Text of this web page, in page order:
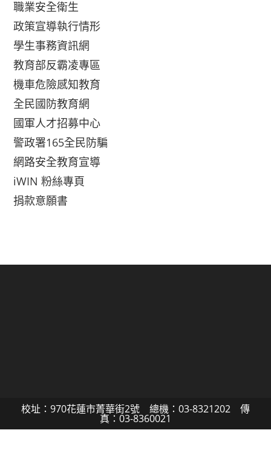
職業安全衛生
政策宣導執行情形
學生事務資訊網
教育部反霸凌專區
機車危險感知教育
全民國防教育網
國軍人才招募中心
警政署165全民防騙
網路安全教育宣導
iWIN 粉絲專頁
捐款意願書
校址：970花蓮市菁華街2號 總機：03-8321202 傳
真：03-8360021